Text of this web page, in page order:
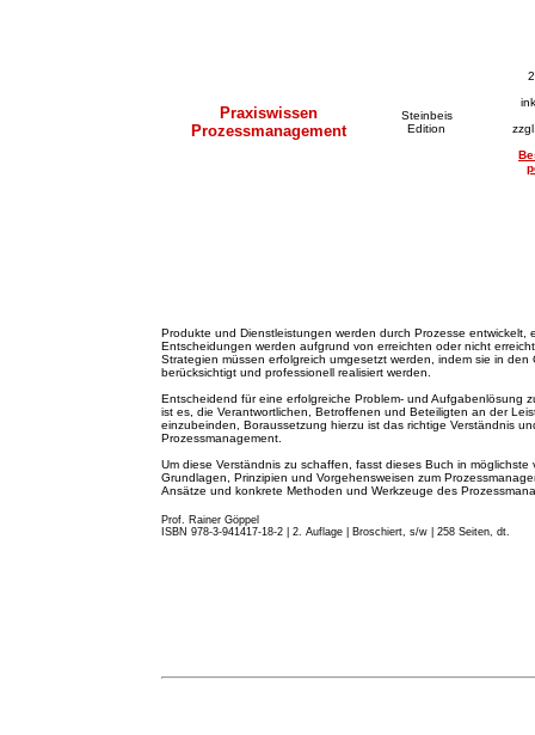
Praxiswissen
Prozessmanagement
Steinbeis
Edition
Produkte und Dienstleistungen werden durch Prozesse entwickelt,
Entscheidungen werden aufgrund von erreichten oder nicht
Strategien müssen erfolgreich umgesetzt werden, indem sie in
berücksichtigt und professionell realisiert werden.
Entscheidend für eine erfolgreiche Problem- und Aufgabenlösung
ist es, die Verantwortlichen, Betroffenen und Beteiligten an der
einzubeinden, Boraussetzung hierzu ist das richtige Verständnis
Prozessmanagement.
Um diese Verständnis zu schaffen, fasst dieses Buch in möglichste
Grundlagen, Prinzipien und Vorgehensweisen zum
Ansätze und konkrete Methoden und Werkzeuge des
Prof. Rainer Göppel
ISBN 978-3-941417-18-2 | 2. Auflage Broschiert, s/w | 258 Seiten, dt.